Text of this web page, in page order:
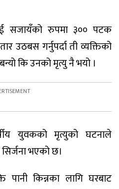
सजायँको रुपमा ३०० पटक
उठबस गर्नुपर्दा ती व्यक्तिको
कि उनको मृत्यु नै भयो ।
युवकको मृत्युको घटनाले
भएको छ।
पानी किन्नका लागि घरबाट